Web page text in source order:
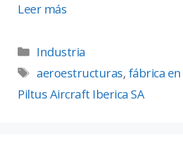
Leer más
Industria
aeroestructuras, fábrica en
Piltus Aircraft Iberica SA